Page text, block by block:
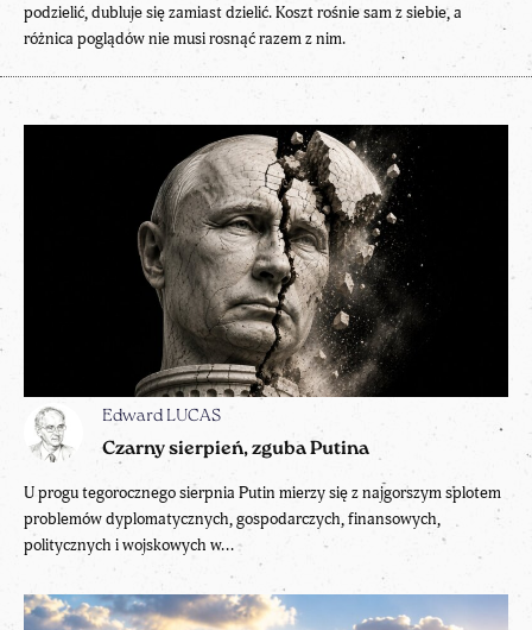
Edward LUCAS
Czarny sierpień, zguba Putina
U progu tegorocznego sierpnia Putin mierzy się z najgorszym splotem
problemów dyplomatycznych, gospodarczych, finansowych,
politycznych i wojskowych w...
podzielić, dubluje się zamiast dzielić. Koszt rośnie sam z siebie, a
różnica poglądów nie musi rosnąć razem z nim.